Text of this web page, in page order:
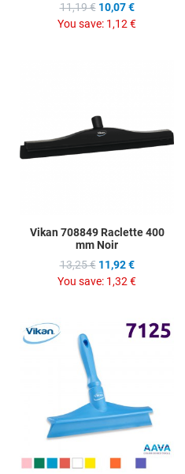
11,19 € 10,07 €
You save: 1,12 €
Quick View
Vikan 708849 Raclette 400
mm Noir
13,25 € 11,92 €
You save: 1,32 €
Add to Wishlist
Add to Compare